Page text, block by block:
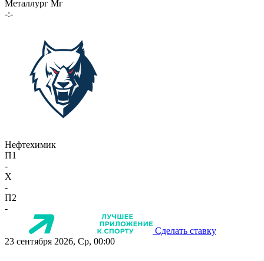
Металлург Мг
-:-
Нефтехимик
П1
-
X
-
П2
-
Сделать ставку
23 сентября 2026, Ср, 00:00